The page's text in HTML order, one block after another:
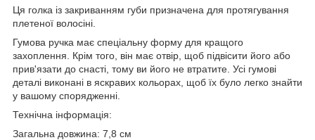
Ця голка із закриванням губи призначена для протягування
плетеної волосіні.
Гумова ручка має спеціальну форму для кращого
захоплення. Крім того, він має отвір, щоб підвісити його або
прив'язати до снасті, тому ви його не втратите. Усі гумові
деталі виконані в яскравих кольорах, щоб їх було легко знайти
у вашому спорядженні.
Технічна інформація:
Загальна довжина: 7,8 см